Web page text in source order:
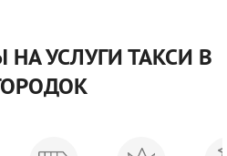
УСЛУГИ ТАКСИ В